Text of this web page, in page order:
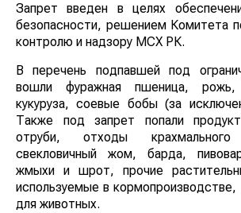
Запрет введен в целях
безопасности, решением Комитета
контролю и надзору МСХ РК.
В перечень подпавшей под
вошли фуражная пшеница,
кукуруза, соевые бобы (за
Также под запрет попали
отруби, отходы крахмального
свекловичный жом, барда,
жмыхи и шрот, прочие
используемые в
для животных.